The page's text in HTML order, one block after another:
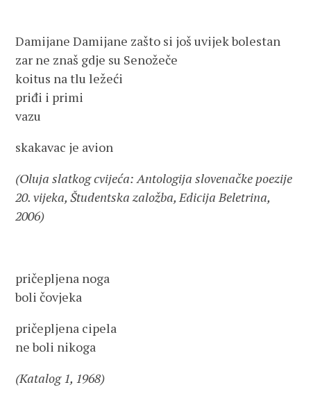
Damijane Damijane zašto si još uvijek bolestan
zar ne znaš gdje su Senožeče
koitus na tlu ležeći
priđi i primi
vazu
skakavac je avion
(Oluja slatkog cvijeća: Antologija slovenačke poezije
20. vijeka, Študentska založba, Edicija Beletrina,
2006)
pričepljena noga
boli čovjeka
pričepljena cipela
ne boli nikoga
(Katalog 1, 1968)